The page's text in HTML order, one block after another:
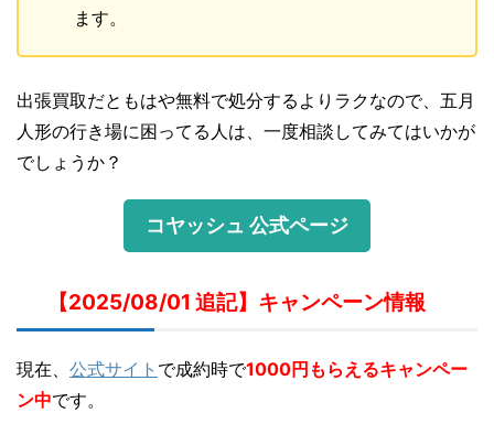
ます。
出張買取だともはや無料で処分するよりラクなので、五月
人形の行き場に困ってる人は、一度相談してみてはいかが
でしょうか？
コヤッシュ 公式ページ
【2025/08/01 追記】キャンペーン情報
現在、 公式サイト で成約時で1000円もらえるキャンペー
ン中です。